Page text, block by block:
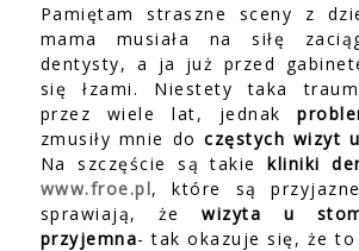
Pamiętam straszne sceny z
mama musiała na siłę
dentysty, a ja już przed
się łzami. Niestety taka
przez wiele lat, jednak
zmusiły mnie do częstych wizyt
Na szczęście są takiekliniki
www.froe.pl, które są
sprawiają, że
wizyta u
przyjemna- tak okazuje się, że